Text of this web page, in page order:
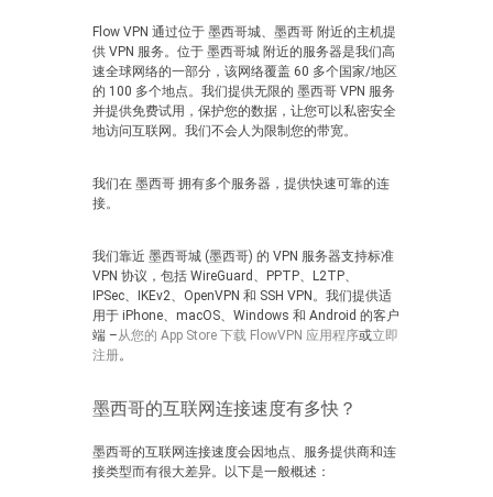
Flow VPN 通过位于 墨西哥城、墨西哥 附近的主机提
供 VPN 服务。位于 墨西哥城 附近的服务器是我们高
速全球网络的一部分，该网络覆盖 60 多个国家/地区
的 100 多个地点。我们提供无限的 墨西哥 VPN 服务
并提供免费试用，保护您的数据，让您可以私密安全
地访问互联网。我们不会人为限制您的带宽。
我们在 墨西哥 拥有多个服务器，提供快速可靠的连
接。
我们靠近 墨西哥城 (墨西哥) 的 VPN 服务器支持标准
VPN 协议，包括 WireGuard、PPTP、L2TP、
IPSec、IKEv2、OpenVPN 和 SSH VPN。我们提供适
用于 iPhone、macOS、Windows 和 Android 的客户
端 –从您的 App Store 下载 FlowVPN 应用程序或立即
注册。
墨西哥的互联网连接速度有多快？
墨西哥的互联网连接速度会因地点、服务提供商和连
接类型而有很大差异。以下是一般概述：